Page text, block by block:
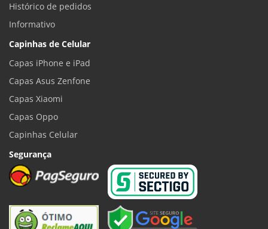
Histórico de pedidos
Informativo
Capinhas de Celular
Capas iPhone e iPad
Capas Asus Zenfone
Capas Xiaomi
Capas Oppo
Capinhas Celular
Segurança